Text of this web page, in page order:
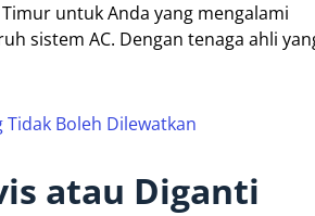
untuk Anda yang mengalami
sistem AC. Dengan tenaga ahli
Tidak Boleh Dilewatkan
atau Diganti